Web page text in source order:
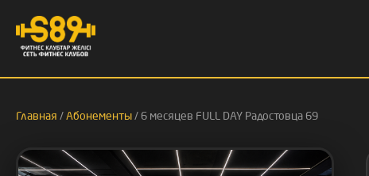
Главная / Абонементы / 6 месяцев FULL DAY Радостовца 69